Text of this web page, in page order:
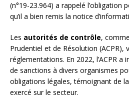
(n°19-23.964) a rappelé l’obligation
qu’il a bien remis la notice
Les autorités de contrôle,
Prudentiel et de Résolution (ACPR),
réglementations. En 2022, l’ACPR a
de sanctions à divers organismes
obligations légales, témoignant de
exercé sur le secteur.